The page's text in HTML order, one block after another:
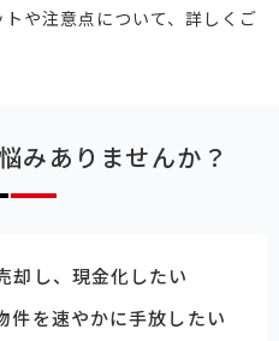
や注意点について、詳しくご
みありませんか？
却し、現金化したい
件を速やかに手放したい